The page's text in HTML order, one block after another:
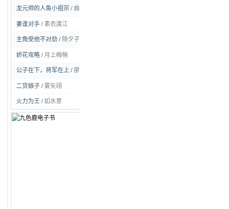
龙元帅的人鱼小祖宗 / 曲流逸
妻逢对手 /素衣渡江
主角受他不对劲 / 除夕子时雪
娇花攻略 / 月上梅梢
公子在下，将军在上 /廖虫虫姑娘
二货娘子 /雾矢翊
火力为王 /如水意